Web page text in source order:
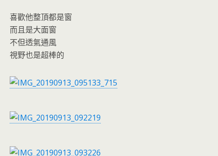
喜歡他整頂都是窗
而且是大面窗
不但透氣通風
視野也是超棒的